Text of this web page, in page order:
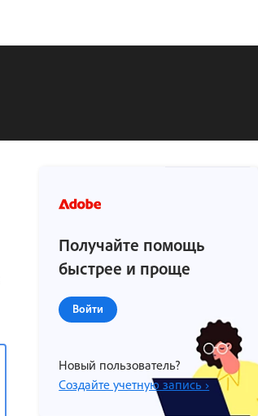
Получайте помощь
быстрее и проще
Войти
Новый пользователь?
Создайте учетную запись ›